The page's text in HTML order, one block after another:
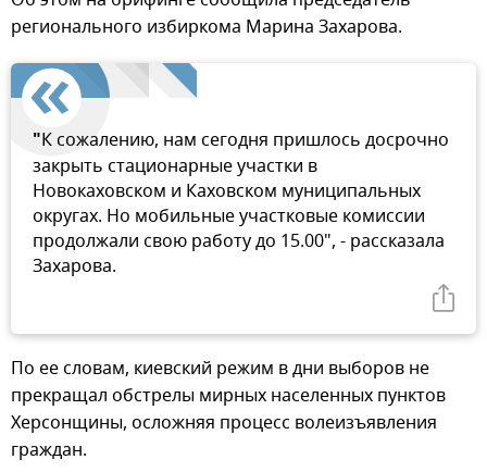
регионального избиркома Марина Захарова.
"К сожалению, нам сегодня пришлось досрочно
закрыть стационарные участки в
Новокаховском и Каховском муниципальных
округах. Но мобильные участковые комиссии
продолжали свою работу до 15.00", - рассказала
Захарова.
По ее словам, киевский режим в дни выборов не
прекращал обстрелы мирных населенных пунктов
Херсонщины, осложняя процесс волеизъявления
граждан.